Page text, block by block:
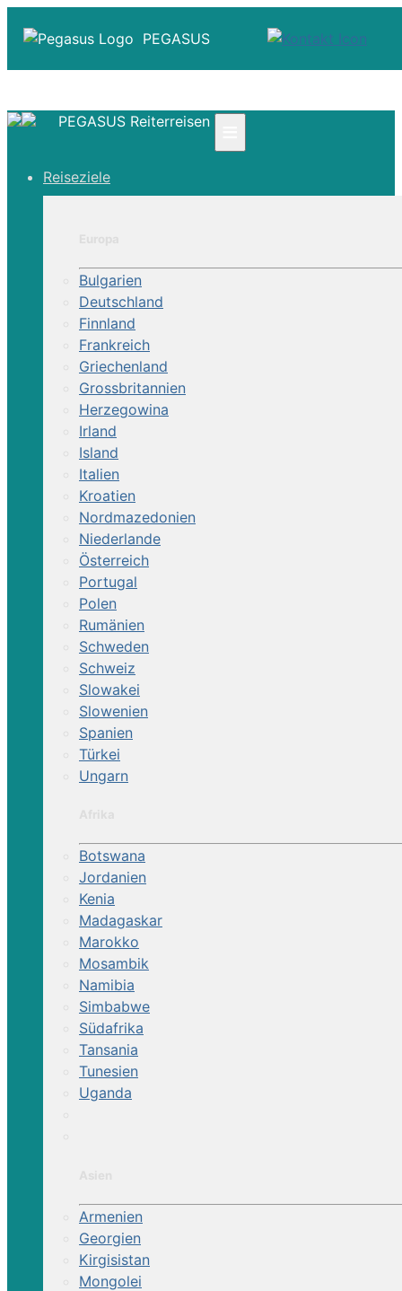
PEGASUS
☎ Deutschland 0800 - 505 18 01
Über Uns
PEGASUS Reiterreisen
Reiseziele
Bulgarien
Deutschland
Finnland
Frankreich
Griechenland
Grossbritannien
Herzegowina
Irland
Island
Italien
Kroatien
Nordmazedonien
Niederlande
Österreich
Portugal
Polen
Rumänien
Schweden
Schweiz
Slowakei
Slowenien
Spanien
Türkei
Ungarn
Botswana
Jordanien
Kenia
Madagaskar
Marokko
Mosambik
Namibia
Simbabwe
Südafrika
Tansania
Tunesien
Uganda
Armenien
Georgien
Kirgisistan
Mongolei